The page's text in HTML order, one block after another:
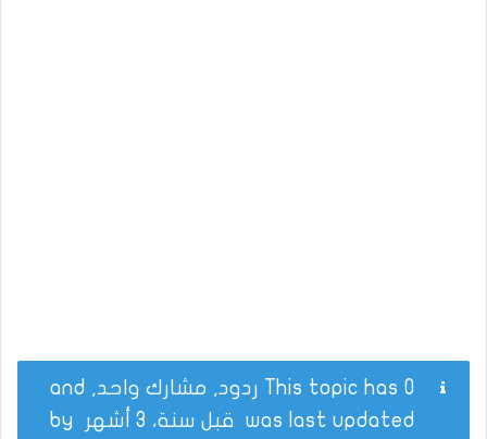
This topic has 0 ردود, مشارك واحد, and
was last updated قبل سنة، 3 أشهر